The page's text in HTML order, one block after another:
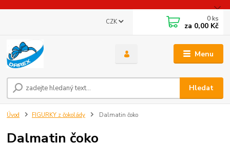
Menu
CZK
Hledat
0 ks
za 0,00 Kč
Úvod FIGURKY z čokolády Dalmatin čoko
Dalmatin čoko